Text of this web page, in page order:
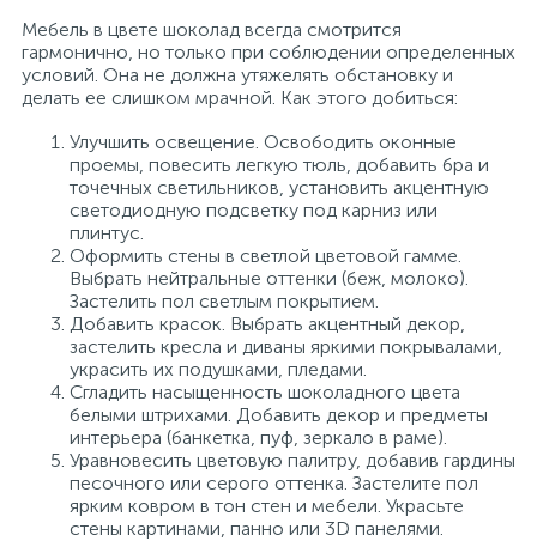
Мебель в цвете шоколад всегда смотрится
гармонично, но только при соблюдении определенных
условий. Она не должна утяжелять обстановку и
делать ее слишком мрачной. Как этого добиться:
Улучшить освещение. Освободить оконные
проемы, повесить легкую тюль, добавить бра и
точечных светильников, установить акцентную
светодиодную подсветку под карниз или
плинтус.
Оформить стены в светлой цветовой гамме.
Выбрать нейтральные оттенки (беж, молоко).
Застелить пол светлым покрытием.
Добавить красок. Выбрать акцентный декор,
застелить кресла и диваны яркими покрывалами,
украсить их подушками, пледами.
Сгладить насыщенность шоколадного цвета
белыми штрихами. Добавить декор и предметы
интерьера (банкетка, пуф, зеркало в раме).
Уравновесить цветовую палитру, добавив гардины
песочного или серого оттенка. Застелите пол
ярким ковром в тон стен и мебели. Украсьте
стены картинами, панно или 3D панелями.